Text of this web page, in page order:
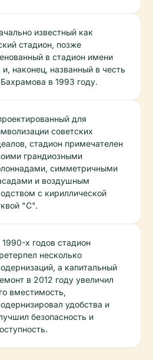
известный как
стадион, позже
в стадион имени
и, наконец, названный в честь
в 1993 году.
для
советских
стадион примечателен
грандиозными
симметричными
и воздушным
с кириллической
"С".
х годов стадион
несколько
а капитальный
в 2012 году увеличил
вместимость,
удобства и
безопасность и